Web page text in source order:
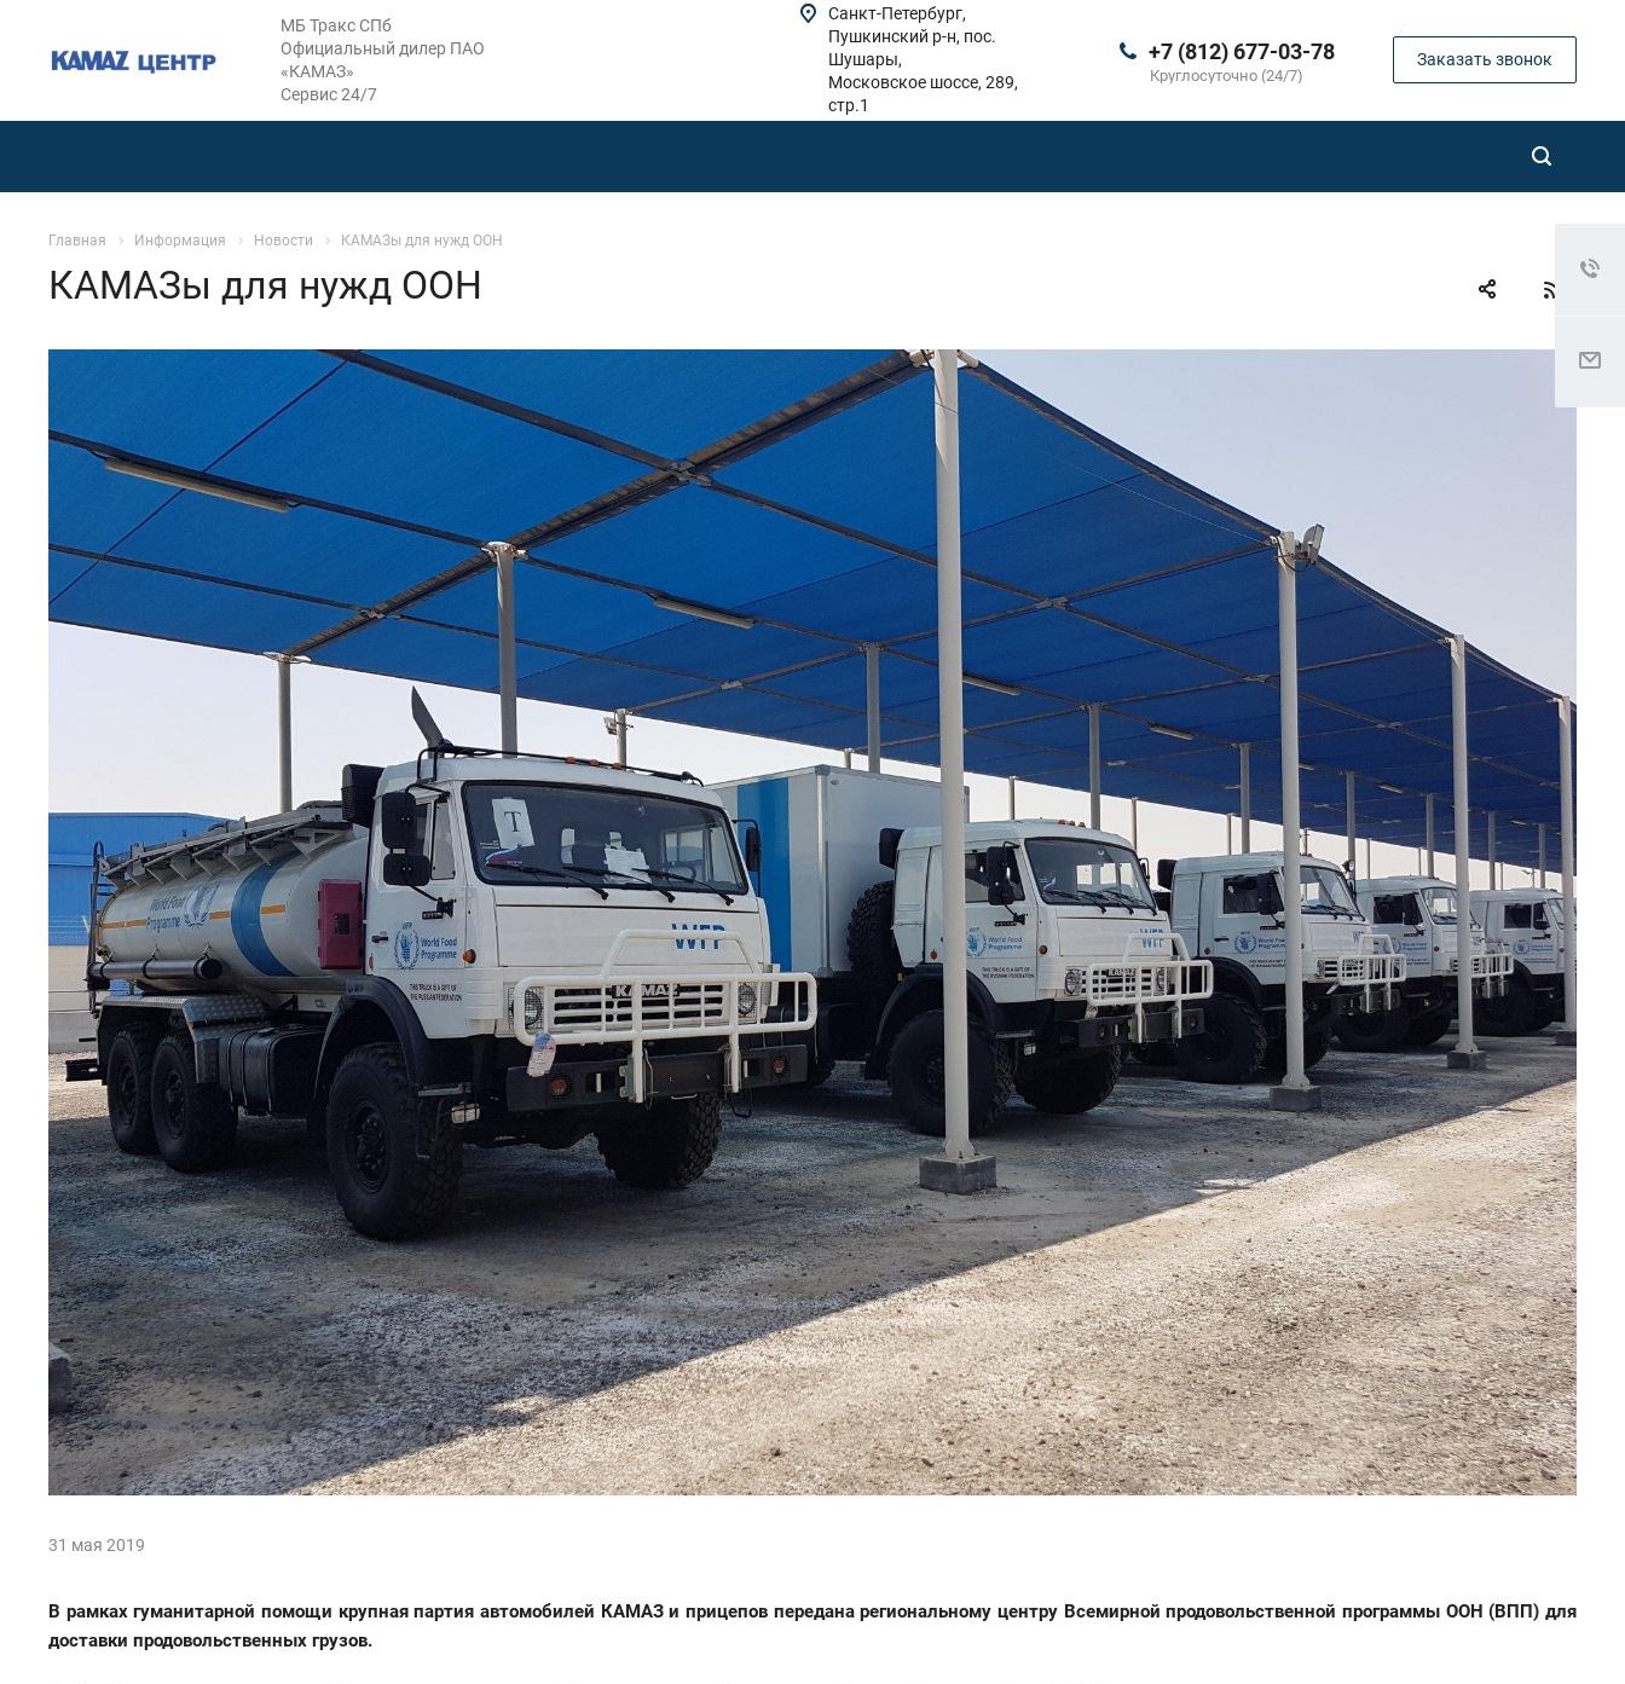
МБ Тракс СПб
Официальный дилер ПАО
«КАМАЗ»
Сервис 24/7
+7 (812) 677-03-78
Круглосуточно (24/7)
Заказать звонок
Санкт-Петербург,
Пушкинский р-н, пос.
Шушары,
Московское шоссе, 289,
стр.1
Главная Информация Новости КАМАЗы для нужд ООН
КАМАЗы для нужд ООН
31 мая 2019
В рамках гуманитарной помощи крупная партия автомобилей КАМАЗ и прицепов передана региональному центру Всемирной продовольственной программы ООН (ВПП) для
доставки продовольственных грузов.